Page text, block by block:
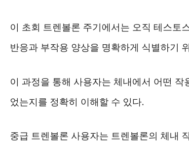
이 초회 트렌볼론 주기에서는 오직 테스토
반응과 부작용 양상을 명확하게 식별하기
이 과정을 통해 사용자는 체내에서 어떤
었는지를 정확히 이해할 수 있다.
중급 트렌볼론 사용자는 트렌볼론의 체내